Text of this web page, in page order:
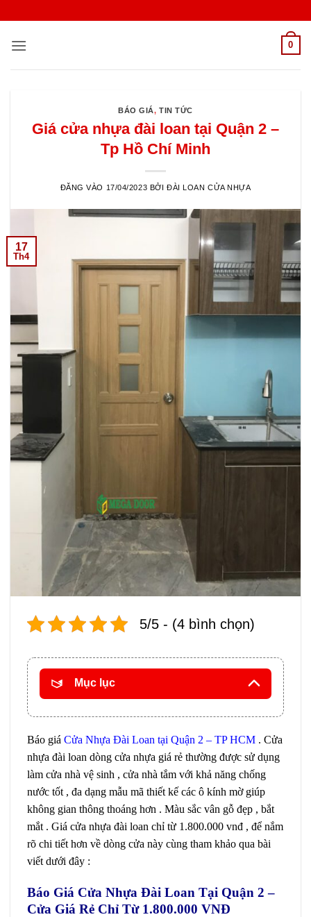
nội
0
BÁO GIÁ,TIN TỨC
Giá cửa nhựa đài loan tại Quận 2 –
Tp Hồ Chí Minh
ĐĂNG VÀO 17/04/2023 BỞI ĐÀI LOAN CỬA NHỰA
17
Th4
5/5 - (4 bình chọn)
Mục lục
Báo giá Cửa Nhựa Đài Loan tại Quận 2 – TP HCM . Cửa
nhựa đài loan dòng cửa nhựa giá rẻ thường được sử dụng
làm cửa nhà vệ sinh , cửa nhà tắm với khả năng chống
nước tốt , đa dạng mẫu mã thiết kế các ô kính mờ giúp
không gian thông thoáng hơn . Màu sắc vân gỗ đẹp , bắt
mắt . Giá cửa nhựa đài loan chỉ từ 1.800.000 vnđ , để nắm
rõ chi tiết hơn về dòng cửa này cùng tham khảo qua bài
viết dưới đây :
Báo Giá Cửa Nhựa Đài Loan Tại Quận 2 –
Cửa Giá Rẻ Chỉ Từ 1.800.000 VNĐ